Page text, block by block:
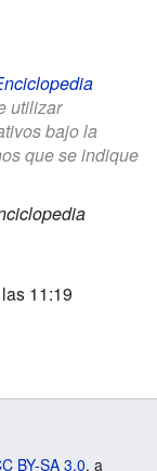
utilizar
bajo la
que se indique
11:19
BY-SA 3.0, a